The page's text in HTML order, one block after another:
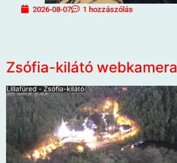
2026-08-07 1 hozzászólás
Zsófia-kilátó webkamera